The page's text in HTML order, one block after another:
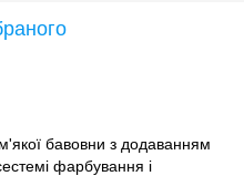
м'якої бавовни з додаванням
фарбування і